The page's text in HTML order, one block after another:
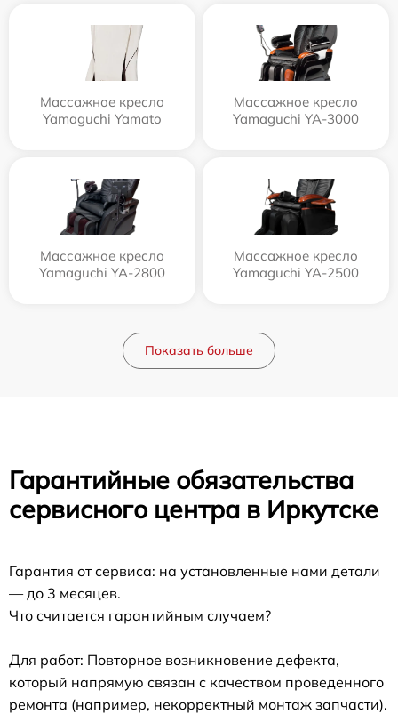
Массажное кресло
Yamaguchi Yamato
Массажное кресло
Yamaguchi YA-3000
Массажное кресло
Yamaguchi YA-2800
Массажное кресло
Yamaguchi YA-2500
Показать больше
Гарантийные обязательства
сервисного центра в Иркутске
Гарантия от сервиса: на установленные нами детали
— до 3 месяцев.
Что считается гарантийным случаем?
Для работ: Повторное возникновение дефекта,
который напрямую связан с качеством проведенного
ремонта (например, некорректный монтаж запчасти).